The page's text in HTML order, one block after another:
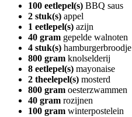
100 eetlepel(s) BBQ saus
2 stuk(s) appel
1 eetlepel(s) azijn
40 gram gepelde walnoten
4 stuk(s) hamburgerbroodje
800 gram knolselderij
8 eetlepel(s) mayonaise
2 theelepel(s) mosterd
800 gram oesterzwammen
40 gram rozijnen
100 gram winterpostelein